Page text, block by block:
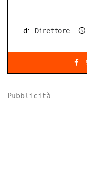
di Direttore
Pubblicità